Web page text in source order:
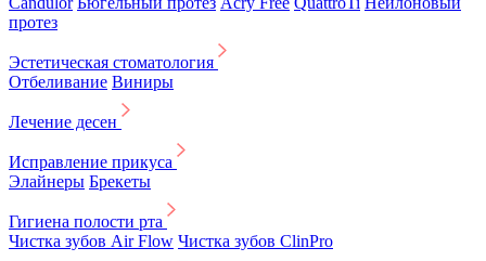
протез
Эстетическая стоматология
Отбеливание Виниры
Лечение десен
Исправление прикуса
Элайнеры Брекеты
Гигиена полости рта
Чистка зубов Air Flow Чистка зубов ClinPro